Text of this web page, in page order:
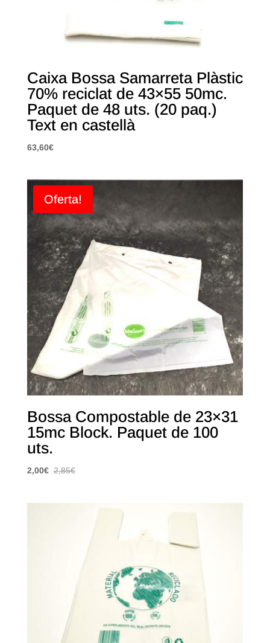
Caixa Bossa Samarreta Plàstic
70% reciclat de 43×55 50mc.
Paquet de 48 uts. (20 paq.)
Text en castellà
63,60€
Oferta!
Bossa Compostable de 23×31
15mc Block. Paquet de 100
uts.
2,00€ 2,85€